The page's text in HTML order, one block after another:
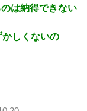
は納得できない
しくないの